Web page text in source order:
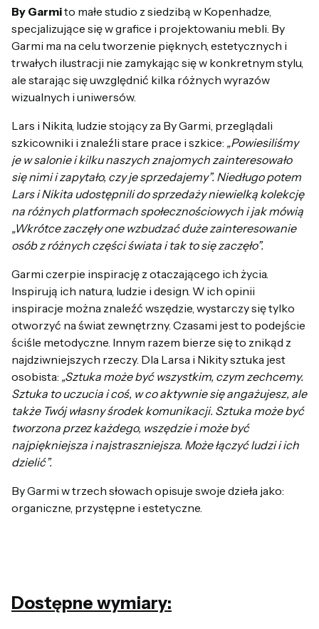
By Garmito małe studio z siedzibą w Kopenhadze,
specjalizujące się w grafice i projektowaniu mebli. By
Garmi ma na celu tworzenie pięknych, estetycznych i
trwałych ilustracji nie zamykając się w konkretnym stylu,
ale starając się uwzględnić kilka różnych wyrazów
wizualnych i uniwersów.
Lars i Nikita, ludzie stojący za By Garmi, przeglądali
szkicowniki i znaleźli stare prace i szkice: „Powiesiliśmy
je w salonie i kilku naszych znajomych zainteresowało
się nimi i zapytało, czy je sprzedajemy”. Niedługo potem
Lars i Nikita udostępnili do sprzedaży niewielką kolekcję
na różnych platformach społecznościowych i jak mówią
„Wkrótce zaczęły one wzbudzać duże zainteresowanie
osób z różnych części świata i tak to się zaczęło”.
Garmi czerpie inspirację z otaczającego ich życia.
Inspirują ich natura, ludzie i design. W ich opinii
inspiracje można znaleźć wszędzie, wystarczy się tylko
otworzyć na świat zewnętrzny. Czasami jest to podejście
ściśle metodyczne. Innym razem bierze się to znikąd z
najdziwniejszych rzeczy. Dla Larsa i Nikity sztuka jest
osobista: „Sztuka może być wszystkim, czym zechcemy.
Sztuka to uczucia i coś, w co aktywnie się angażujesz, ale
także Twój własny środek komunikacji. Sztuka może być
tworzona przez każdego, wszędzie i może być
najpiękniejsza i najstraszniejsza. Może łączyć ludzi i ich
dzielić”.
By Garmi w trzech słowach opisuje swoje dzieła jako:
organiczne, przystępne i estetyczne.
Dostępne wymiary: